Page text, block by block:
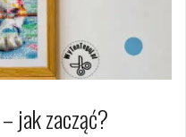
jak zacząć?